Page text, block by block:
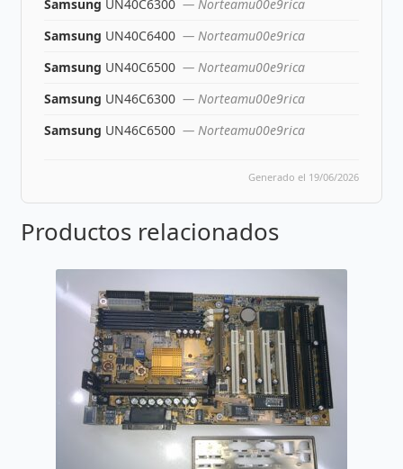
Samsung UN40C6300 — Norteamu00e9rica
Samsung UN40C6400 — Norteamu00e9rica
Samsung UN40C6500 — Norteamu00e9rica
Samsung UN46C6300 — Norteamu00e9rica
Samsung UN46C6500 — Norteamu00e9rica
Generado el 19/06/2026
Productos relacionados